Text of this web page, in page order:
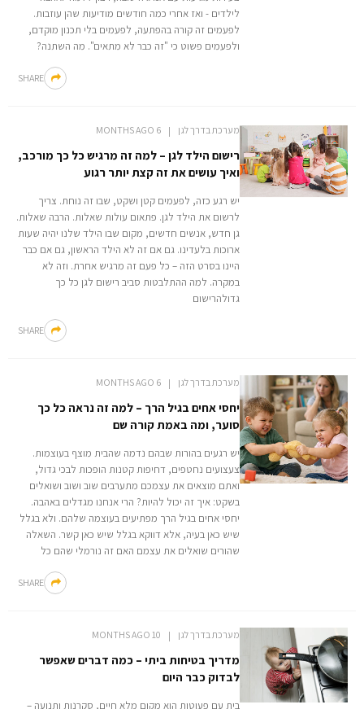
לילדים - ואז אחרי כמה חודשים מודיעות שהן עוזבות.
לפעמים זה קורה בהפתעה, לפעמים בלי תכנון מוקדם,
ולפעמים פשוט כי "זה כבר לא מתאים". מה השתנה?
SHARE
מערכת בדרך לגן 6 MONTHS AGO
רישום הילד לגן – למה זה מרגיש כל כך מורכב,
ואיך עושים את זה קצת יותר רגוע
יש רגע כזה, לפעמים קטן ושקט, שבו זה נוחת. צריך
לרשום את הילד לגן. פתאום עולות שאלות. הרבה שאלות.
גן חדש, אנשים חדשים, מקום שבו הילד שלנו יהיה שעות
ארוכות בלעדינו. גם אם זה לא הילד הראשון, גם אם כבר
היינו בסרט הזה – כל פעם זה מרגיש אחרת. וזה לא
במקרה. למה ההתלבטות סביב רישום לגן כל כך
גדולהרישום
SHARE
מערכת בדרך לגן 6 MONTHS AGO
יחסי אחים בגיל הרך – למה זה נראה כל כך
סוער, ומה באמת קורה שם
יש רגעים בהורות שבהם נדמה שהבית מוצף בעוצמות.
צעצועים נחטפים, דחיפות קטנות הופכות לבכי גדול,
ואתם מוצאים את עצמכם מתערבים שוב ושוב ושואלים
בשקט: איך זה יכול להיות? הרי אנחנו מגדלים באהבה.
יחסי אחים בגיל הרך מפתיעים בעוצמה שלהם. ולא בגלל
שיש כאן בעיה, אלא דווקא בגלל שיש כאן קשר. השאלה
שהורים שואלים את עצמם האם זה נורמלי שהם כל
SHARE
מערכת בדרך לגן 10 MONTHS AGO
מדריך בטיחות ביתי – כמה דברים שאפשר
לבדוק כבר היום
בית עם פעוטות הוא מקום מלא חיים, סקרנות ותנועה –